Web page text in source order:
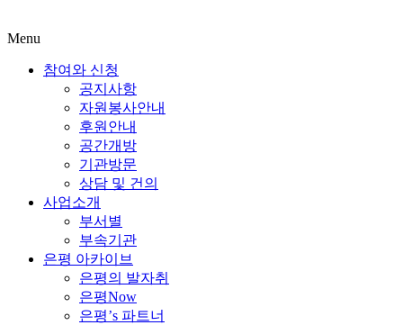
Menu
참여와 신청
공지사항
자원봉사안내
후원안내
공간개방
기관방문
상담 및 건의
사업소개
부서별
부속기관
은평 아카이브
은평의 발자취
은평Now
은평’s 파트너